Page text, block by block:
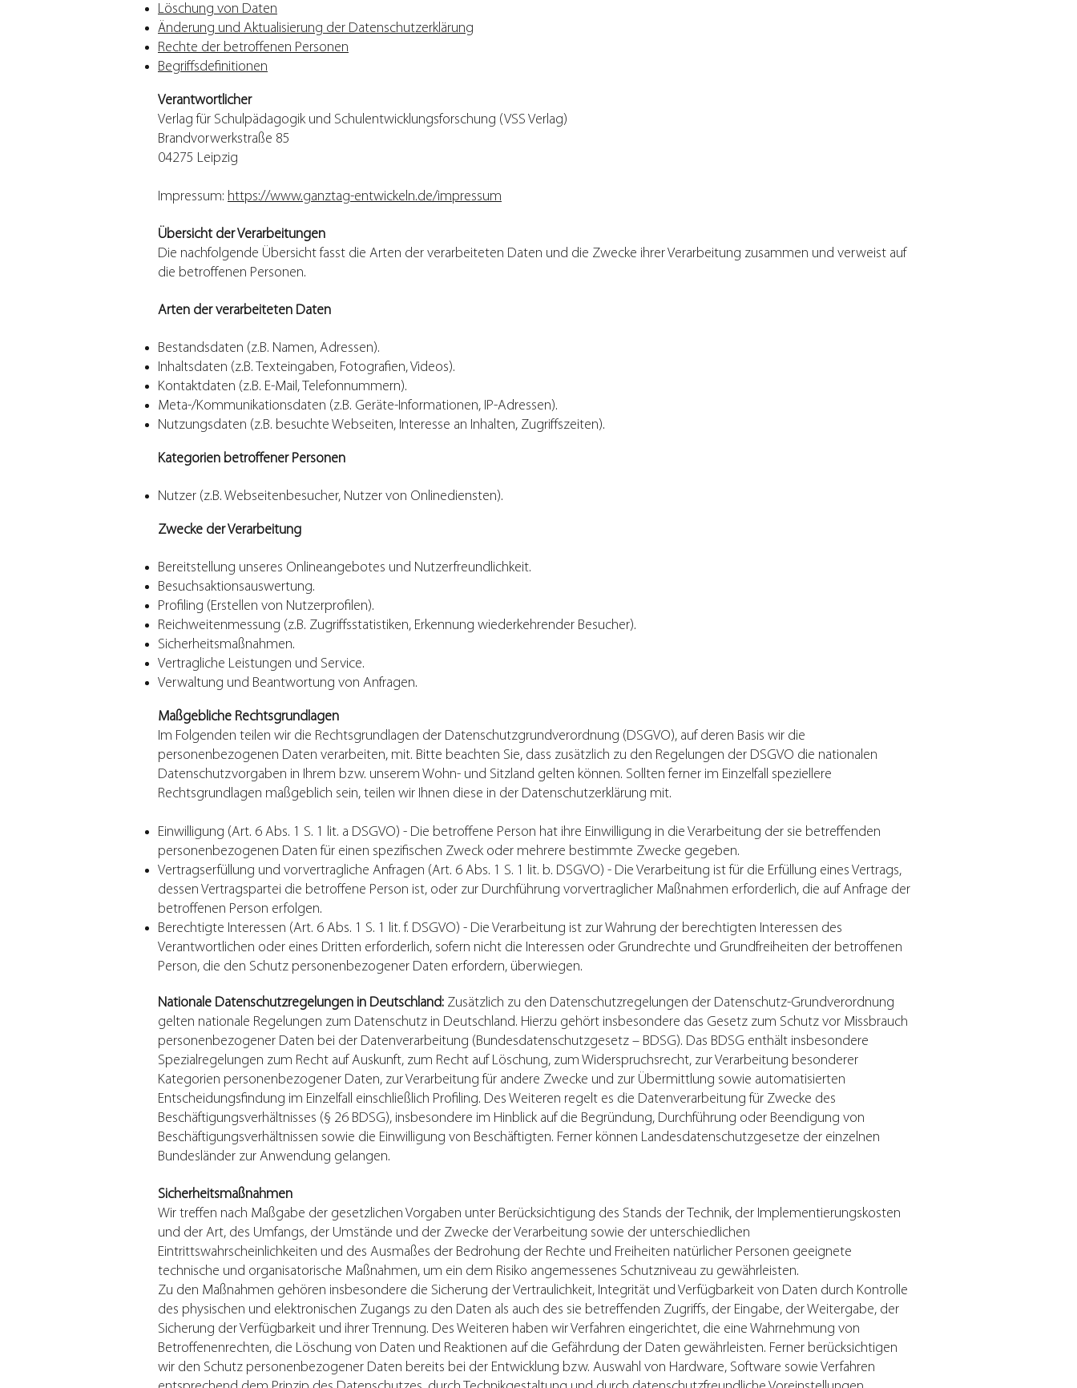
Löschung von Daten
Änderung und Aktualisierung der Datenschutzerklärung
Rechte der betroffenen Personen
Begriffsdefinitionen
Verantwortlicher
Verlag für Schulpädagogik und Schulentwicklungsforschung (VSS Verlag)
Brandvorwerkstraße 85
04275 Leipzig
Impressum: https://www.ganztag-entwickeln.de/impressum
Übersicht der Verarbeitungen
Die nachfolgende Übersicht fasst die Arten der verarbeiteten Daten und die Zwecke ihrer Verarbeitung zusammen und verweist auf
die betroffenen Personen.
Arten der verarbeiteten Daten
Bestandsdaten (z.B. Namen, Adressen).
Inhaltsdaten (z.B. Texteingaben, Fotografien, Videos).
Kontaktdaten (z.B. E-Mail, Telefonnummern).
Meta-/Kommunikationsdaten (z.B. Geräte-Informationen, IP-Adressen).
Nutzungsdaten (z.B. besuchte Webseiten, Interesse an Inhalten, Zugriffszeiten).
Kategorien betroffener Personen
Nutzer (z.B. Webseitenbesucher, Nutzer von Onlinediensten).
Zwecke der Verarbeitung
Bereitstellung unseres Onlineangebotes und Nutzerfreundlichkeit.
Besuchsaktionsauswertung.
Profiling (Erstellen von Nutzerprofilen).
Reichweitenmessung (z.B. Zugriffsstatistiken, Erkennung wiederkehrender Besucher).
Sicherheitsmaßnahmen.
Vertragliche Leistungen und Service.
Verwaltung und Beantwortung von Anfragen.
Maßgebliche Rechtsgrundlagen
Im Folgenden teilen wir die Rechtsgrundlagen der Datenschutzgrundverordnung (DSGVO), auf deren Basis wir die
personenbezogenen Daten verarbeiten, mit. Bitte beachten Sie, dass zusätzlich zu den Regelungen der DSGVO die nationalen
Datenschutzvorgaben in Ihrem bzw. unserem Wohn- und Sitzland gelten können. Sollten ferner im Einzelfall speziellere
Rechtsgrundlagen maßgeblich sein, teilen wir Ihnen diese in der Datenschutzerklärung mit.
Einwilligung (Art. 6 Abs. 1 S. 1 lit. a DSGVO) - Die betroffene Person hat ihre Einwilligung in die Verarbeitung der sie betreffenden
personenbezogenen Daten für einen spezifischen Zweck oder mehrere bestimmte Zwecke gegeben.
Vertragserfüllung und vorvertragliche Anfragen (Art. 6 Abs. 1 S. 1 lit. b. DSGVO) - Die Verarbeitung ist für die Erfüllung eines Vertrags,
dessen Vertragspartei die betroffene Person ist, oder zur Durchführung vorvertraglicher Maßnahmen erforderlich, die auf Anfrage der
betroffenen Person erfolgen.
Berechtigte Interessen (Art. 6 Abs. 1 S. 1 lit. f. DSGVO) - Die Verarbeitung ist zur Wahrung der berechtigten Interessen des
Verantwortlichen oder eines Dritten erforderlich, sofern nicht die Interessen oder Grundrechte und Grundfreiheiten der betroffenen
Person, die den Schutz personenbezogener Daten erfordern, überwiegen.
Nationale Datenschutzregelungen in Deutschland: Zusätzlich zu den Datenschutzregelungen der Datenschutz-Grundverordnung
gelten nationale Regelungen zum Datenschutz in Deutschland. Hierzu gehört insbesondere das Gesetz zum Schutz vor Missbrauch
personenbezogener Daten bei der Datenverarbeitung (Bundesdatenschutzgesetz – BDSG). Das BDSG enthält insbesondere
Spezialregelungen zum Recht auf Auskunft, zum Recht auf Löschung, zum Widerspruchsrecht, zur Verarbeitung besonderer
Kategorien personenbezogener Daten, zur Verarbeitung für andere Zwecke und zur Übermittlung sowie automatisierten
Entscheidungsfindung im Einzelfall einschließlich Profiling. Des Weiteren regelt es die Datenverarbeitung für Zwecke des
Beschäftigungsverhältnisses (§ 26 BDSG), insbesondere im Hinblick auf die Begründung, Durchführung oder Beendigung von
Beschäftigungsverhältnissen sowie die Einwilligung von Beschäftigten. Ferner können Landesdatenschutzgesetze der einzelnen
Bundesländer zur Anwendung gelangen.
Sicherheitsmaßnahmen
Wir treffen nach Maßgabe der gesetzlichen Vorgaben unter Berücksichtigung des Stands der Technik, der Implementierungskosten
und der Art, des Umfangs, der Umstände und der Zwecke der Verarbeitung sowie der unterschiedlichen
Eintrittswahrscheinlichkeiten und des Ausmaßes der Bedrohung der Rechte und Freiheiten natürlicher Personen geeignete
technische und organisatorische Maßnahmen, um ein dem Risiko angemessenes Schutzniveau zu gewährleisten.
Zu den Maßnahmen gehören insbesondere die Sicherung der Vertraulichkeit, Integrität und Verfügbarkeit von Daten durch Kontrolle
des physischen und elektronischen Zugangs zu den Daten als auch des sie betreffenden Zugriffs, der Eingabe, der Weitergabe, der
Sicherung der Verfügbarkeit und ihrer Trennung. Des Weiteren haben wir Verfahren eingerichtet, die eine Wahrnehmung von
Betroffenenrechten, die Löschung von Daten und Reaktionen auf die Gefährdung der Daten gewährleisten. Ferner berücksichtigen
wir den Schutz personenbezogener Daten bereits bei der Entwicklung bzw. Auswahl von Hardware, Software sowie Verfahren